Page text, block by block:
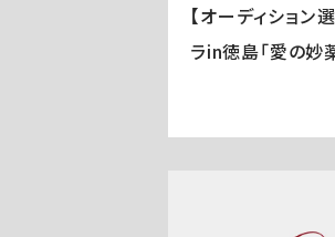
【オーディション
ラin徳島「愛の妙